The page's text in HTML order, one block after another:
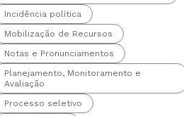
Incidência política
Mobilização de Recursos
Notas e Pronunciamentos
Planejamento, Monitoramento e
Avaliação
Processo seletivo